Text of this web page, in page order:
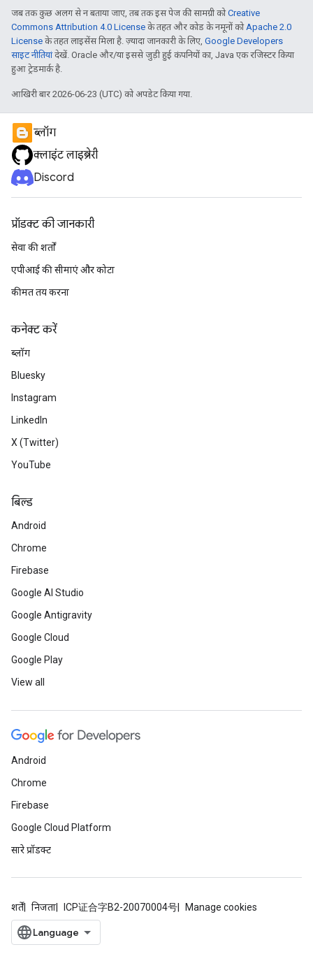
जब तक कुछ अलग से न बताया जाए, तब तक इस पेज की सामग्री कोCreative
Commons Attribution 4.0 License के तहत और कोड के नमूनों कोApache 2.0
License के तहत लाइसेंस मिला है. ज़्यादा जानकारी के लिए, Google Developers
साइट नीतियांदेखें. Oracle और/या इससे जुड़ी हुई कंपनियों का, Java एक रजिस्टर किया
हुआ ट्रेडमार्क है.
आखिरी बार 2026-06-23 (UTC) को अपडेट किया गया.
ब्लॉग
क्लाइंट लाइब्रेरी
Discord
प्रॉडक्ट की जानकारी
सेवा की शर्तों
एपीआई की सीमाएं और कोटा
कीमत तय करना
कनेक्ट करें
ब्लॉग
Bluesky
Instagram
LinkedIn
X (Twitter)
YouTube
बिल्ड
Android
Chrome
Firebase
Google AI Studio
Google Antigravity
Google Cloud
Google Play
View all
Android
Chrome
Firebase
Google Cloud Platform
सारे प्रॉडक्ट
शर्तें निजता ICP证合字B2-20070004号 Manage cookies